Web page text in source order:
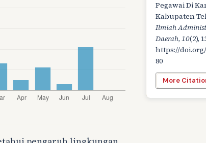
Pegawai Di
Kabupaten
Ilmiah
Daerah, 10(2),
https://doi.org/
80
More